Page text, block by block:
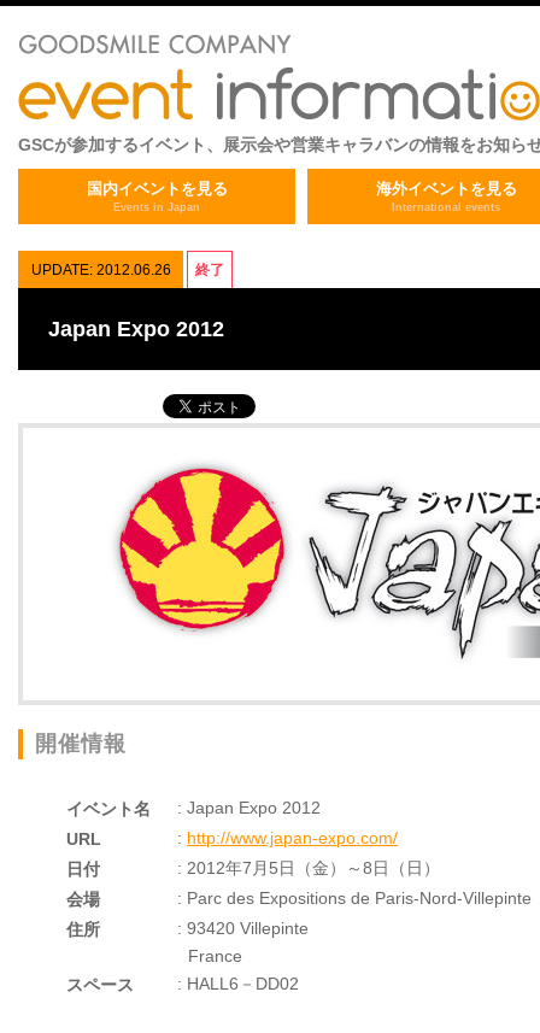
GSCが参加するイベント、展示会や営業キャラバンの情報をお知ら
国内イベントを見る
Events in Japan
海外イベントを見る
International events
UPDATE: 2012.06.26 終了
Japan Expo 2012
開催情報
イベント名
: Japan Expo 2012
URL
: http://www.japan-expo.com/
日付
: 2012年7月5日（金）～8日（日）
会場
: Parc des Expositions de Paris-Nord-Villepinte
住所
: 93420 Villepinte
France
スペース
: HALL6－DD02